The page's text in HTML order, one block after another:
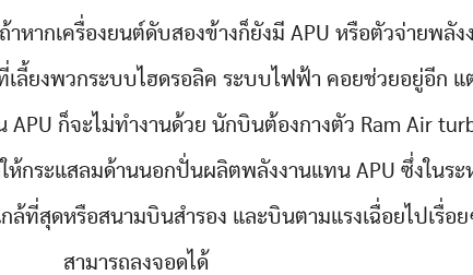
าหากเครื่องยนต์ดับสองข้างก็ยังมี APU หรือตัวจ่ายพลัง
เลี้ยงพวกระบบไฮดรอลิค ระบบไฟฟ้า คอยช่วยอยู่อีก แ
APU ก็จะไม่ทำงานด้วย นักบินต้องกางตัว Ram Air
ห้กระแสลมด้านนอกปั่นผลิตพลังงานแทน APU ซึ่งในระ
ที่สุดหรือสนามบินสำรอง และบินตามแรงเฉื่อยไปเรื่อย
สามารถลงจอดได้